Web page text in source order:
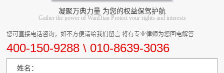
凝聚万典力量 为您的权益保驾护航
Gather the power of WanDian Protect your rights and interests
您可直接电话咨询，如不方便请给我们留言 将有专业律师为您回电解答
400-150-9288 \ 010-8639-3036
姓名：